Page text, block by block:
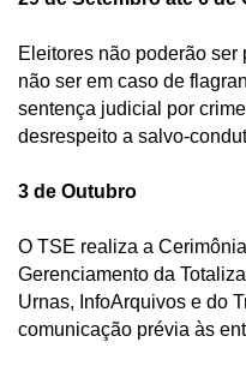
Eleitores não poderão ser
não ser em caso de
sentença judicial por
desrespeito a salvo-
3 de Outubro
O TSE realiza a
Gerenciamento da
Urnas, InfoArquivos e do
comunicação prévia às